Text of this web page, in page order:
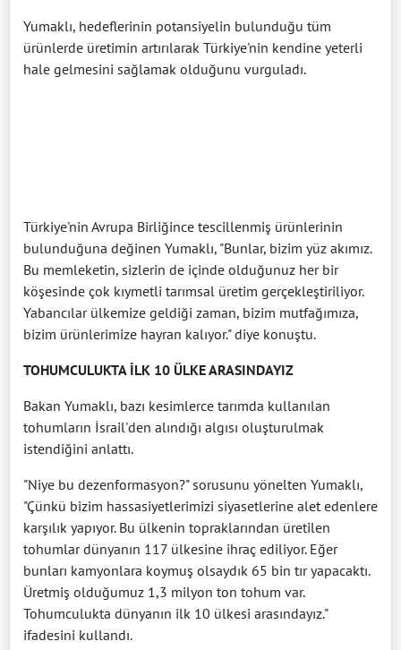
Yumaklı, hedeflerinin potansiyelin bulunduğu tüm
ürünlerde üretimin artırılarak Türkiye'nin kendine yeterli
hale gelmesini sağlamak olduğunu vurguladı.
Türkiye'nin Avrupa Birliğince tescillenmiş ürünlerinin
bulunduğuna değinen Yumaklı, "Bunlar, bizim yüz akımız.
Bu memleketin, sizlerin de içinde olduğunuz her bir
köşesinde çok kıymetli tarımsal üretim gerçekleştiriliyor.
Yabancılar ülkemize geldiği zaman, bizim mutfağımıza,
bizim ürünlerimize hayran kalıyor." diye konuştu.
TOHUMCULUKTA İLK 10 ÜLKE ARASINDAYIZ
Bakan Yumaklı, bazı kesimlerce tarımda kullanılan
tohumların İsrail'den alındığı algısı oluşturulmak
istendiğini anlattı.
"Niye bu dezenformasyon?" sorusunu yönelten Yumaklı,
"Çünkü bizim hassasiyetlerimizi siyasetlerine alet edenlere
karşılık yapıyor. Bu ülkenin topraklarından üretilen
tohumlar dünyanın 117 ülkesine ihraç ediliyor. Eğer
bunları kamyonlara koymuş olsaydık 65 bin tır yapacaktı.
Üretmiş olduğumuz 1,3 milyon ton tohum var.
Tohumculukta dünyanın ilk 10 ülkesi arasındayız."
ifadesini kullandı.